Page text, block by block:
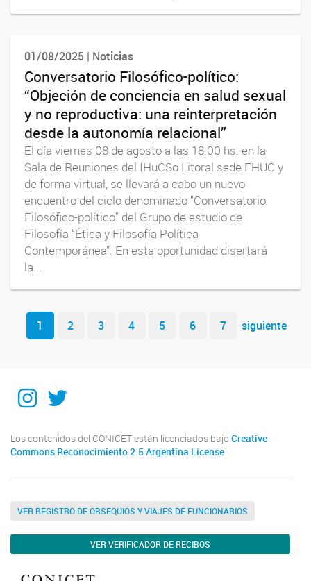
01/08/2025 | Noticias
Conversatorio Filosófico-político:
“Objeción de conciencia en salud sexual
y no reproductiva: una reinterpretación
desde la autonomía relacional”
El día viernes 08 de agosto a las 18:00 hs. en la
Sala de Reuniones del IHuCSo Litoral sede FHUC y
de forma virtual, se llevará a cabo un nuevo
encuentro del ciclo denominado "Conversatorio
Filosófico-político" del Grupo de estudio de
Filosofía “Ética y Filosofía Política
Contemporánea”. En esta oportunidad disertará
la...
Navegador de artículos
1 2 3 4 5 6 7 siguiente
Instagram
Twitter
Los contenidos del CONICET están licenciados bajo Creative
Commons Reconocimiento 2.5 Argentina License
VER REGISTRO DE OBSEQUIOS Y VIAJES DE FUNCIONARIOS
VER VERIFICADOR DE RECIBOS